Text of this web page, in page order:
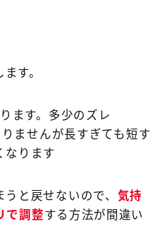
す。
ます。多少のズレ
ませんが長すぎても短す
なります
と戻せないので、 気持
で調整する方法が間違い